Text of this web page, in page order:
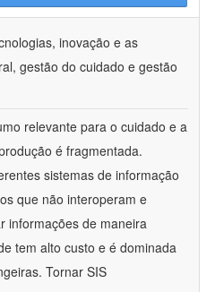
inovação e as
gestão do cuidado e gestão
relevante para o cuidado e a
é fragmentada.
sistemas de informação
que não interoperam e
informações de maneira
tem alto custo e é dominada
Tornar SIS